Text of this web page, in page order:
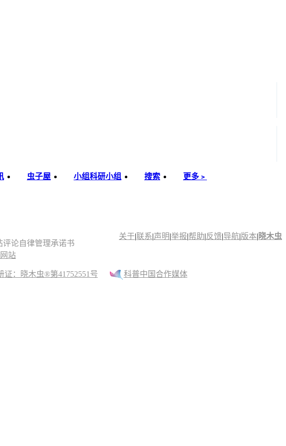
虫子屋 小组科研小组 搜索 更多﹥
关于|联系|声明|举报|帮助|反馈|导航|版本| 晓木虫
评论自律管理承诺书
站
证：晓木虫®第41752551号 科普中国合作媒体